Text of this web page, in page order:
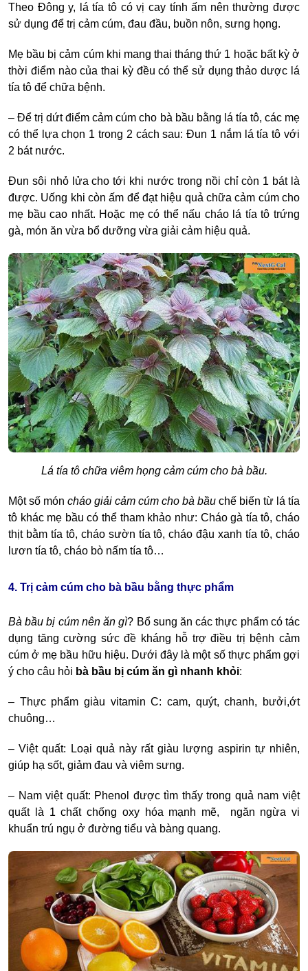
Theo Đông y, lá tía tô có vị cay tính ấm nên thường được
sử dụng để trị cảm cúm, đau đầu, buồn nôn, sưng họng.
Mẹ bầu bị cảm cúm khi mang thai tháng thứ 1 hoặc bất kỳ ở
thời điểm nào của thai kỳ đều có thể sử dụng thảo dược lá
tía tô để chữa bệnh.
– Đểtrị dứt điểm cảm cúm cho bà bầu bằng lá tía tô, các mẹ
có thể lựa chọn 1 trong 2 cách sau: Đun 1 nắm lá tía tô với
2 bát nước.
Đun sôi nhỏ lửa cho tới khi nước trong nồi chỉ còn 1 bát là
được. Uống khi còn ấm để đạt hiệu quả chữa cảm cúm cho
mẹ bầu cao nhất. Hoặc mẹ có thể nấu cháo lá tía tô trứng
gà, món ăn vừa bổ dưỡng vừa giải cảm hiệu quả.
Lá tía tô chữa viêm họng cảm cúm cho bà bầu.
Một số món cháo giải cảm cúm cho bà bầu chế biến từ lá tía
tô khác mẹ bầu có thể tham khảo như: Cháo gà tía tô, cháo
thịt bằm tía tô, cháo sườn tía tô, cháo đậu xanh tía tô, cháo
lươn tía tô, cháo bò nấm tía tô…
4. Trị cảm cúm cho bà bầu bằng thực phẩm
Bà bầu bị cúm nên ăn gì? Bổ sung ăn các thực phẩm có tác
dụng tăng cường sức đề kháng hỗ trợ điều trị bệnh cảm
cúm ở mẹ bầu hữu hiệu. Dưới đây là một số thực phẩm gợi
ý cho câu hỏi bà bầu bị cúm ăn gì nhanh khỏi:
– Thực phẩm giàu vitamin C: cam, quýt, chanh, bưởi,ớt
chuông…
– Việt quất: Loại quả này rất giàu lượng aspirin tự nhiên,
giúp hạ sốt, giảm đau và viêm sưng.
– Nam việt quất: Phenol được tìm thấy trong quả nam việt
quất là 1 chất chống oxy hóa mạnh mẽ, ngăn ngừa vi
khuẩn trú ngụ ở đường tiểu và bàng quang.